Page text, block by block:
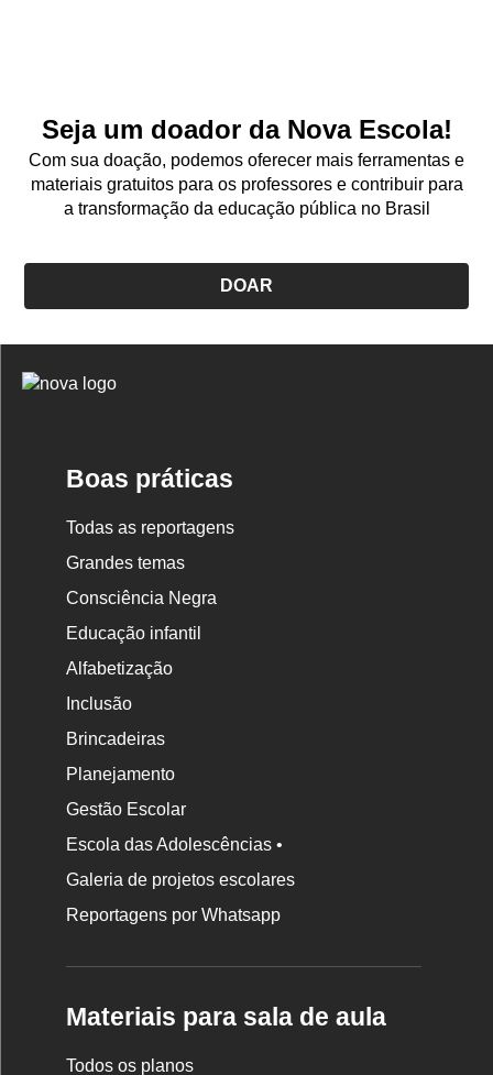
Seja um doador da Nova Escola!
Com sua doação, podemos oferecer mais ferramentas e
materiais gratuitos para os professores e contribuir para
a transformação da educação pública no Brasil
DOAR
Logo
Boas práticas
Todas as reportagens
Grandes temas
Consciência Negra
Educação infantil
Alfabetização
Inclusão
Brincadeiras
Planejamento
Gestão Escolar
Escola das Adolescências •
Galeria de projetos escolares
Reportagens por Whatsapp
Materiais para sala de aula
Todos os planos